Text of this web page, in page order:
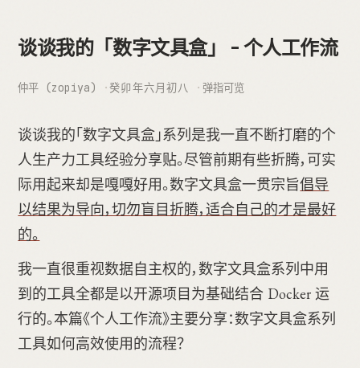
谈谈我的「数字文具盒」 - 个人工作流
仲平 (zopiya) 癸卯年六月初八 弹指可览
谈谈我的「数字文具盒」系列是我一直不断打磨的个
人生产力工具经验分享贴。尽管前期有些折腾，可实
际用起来却是嘎嘎好用。数字文具盒一贯宗旨倡导
以结果为导向，切勿盲目折腾，适合自己的才是最好
的。
我一直很重视数据自主权的，数字文具盒系列中用
到的工具全都是以开源项目为基础结合 Docker 运
行的。本篇《个人工作流》主要分享：数字文具盒系列
工具如何高效使用的流程？